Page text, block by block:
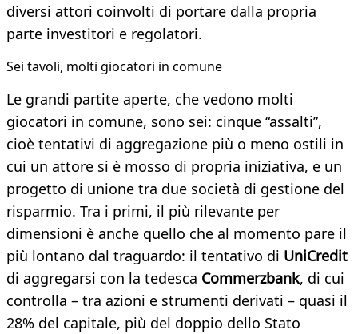
diversi attori coinvolti di portare dalla propria
parte investitori e regolatori.
Sei tavoli, molti giocatori in comune
Le grandi partite aperte, che vedono molti
giocatori in comune, sono sei: cinque “assalti”,
cioè tentativi di aggregazione più o meno ostili in
cui un attore si è mosso di propria iniziativa, e un
progetto di unione tra due società di gestione del
risparmio. Tra i primi, il più rilevante per
dimensioni è anche quello che al momento pare il
più lontano dal traguardo: il tentativo di UniCredit
di aggregarsi con la tedesca Commerzbank, di cui
controlla – tra azioni e strumenti derivati – quasi il
28% del capitale, più del doppio dello Stato